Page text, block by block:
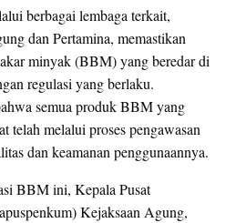
berbagai lembaga terkait,
dan Pertamina, memastikan
minyak (BBM) yang beredar di
regulasi yang berlaku.
semua produk BBM yang
telah melalui proses pengawasan
dan keamanan penggunaannya.
BBM ini, Kepala Pusat
Kejaksaan Agung,